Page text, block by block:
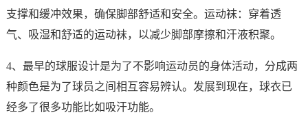
支撑和缓冲效果，确保脚部舒适和安全。运动袜：穿着透
气、吸湿和舒适的运动袜，以减少脚部摩擦和汗液积聚。
4、最早的球服设计是为了不影响运动员的身体活动，分成两
种颜色是为了球员之间相互容易辨认。发展到现在，球衣已
经多了很多功能比如吸汗功能。